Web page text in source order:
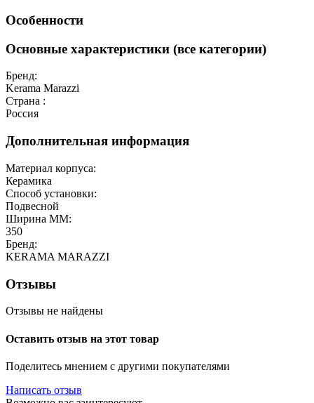
Особенности
Основные характеристики (все категории)
Бренд:
Kerama Marazzi
Страна :
Россия
Дополнительная информация
Материал корпуса:
Керамика
Способ установки:
Подвесной
Ширина ММ:
350
Бренд:
KERAMA MARAZZI
Отзывы
Отзывы не найдены
Оставить отзыв на этот товар
Поделитесь мнением с другими покупателями
Написать отзыв